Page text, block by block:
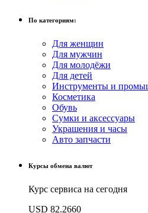
По категориям:
Для женщин
Для мужчин
Для молодёжи
Для детей
Инструменты и
Косметика
Обувь
Сумки и аксессуары
Украшения и часы
Авто запчасти
Курсы обмена валют
Курс сервиса на сегодня
USD 82.2660